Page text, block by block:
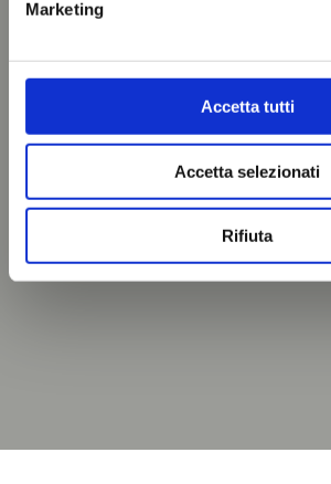
Marketing
Accetta tutti
Accetta selezionati
Rifiuta